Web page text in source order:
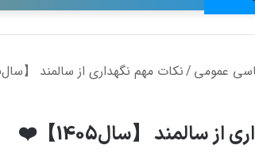
عمومی /نکات مهم نگهداری از سالمند 【سال1405】❤️
سالمند 【سال1405】❤️